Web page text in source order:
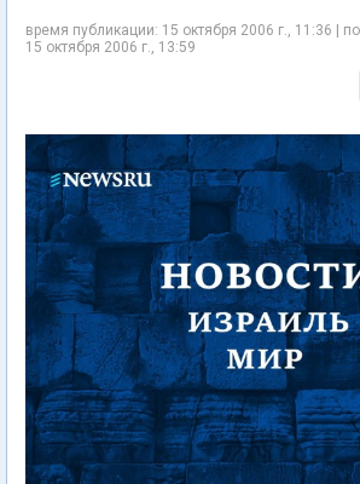
время публикации: 15 октября 2006 г., 11:36 |
15 октября 2006 г., 13:59